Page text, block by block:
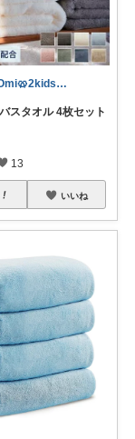
NICOmi🥨2kidsママ👦👧
スタオル 4枚セット
13
いいね